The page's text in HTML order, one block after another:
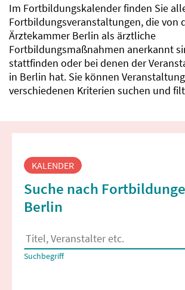
Im Fortbildungskalender finden Sie
Fortbildungsveranstaltungen, die von
Ärztekammer Berlin als ärztliche
Fortbildungsmaßnahmen anerkannt
stattfinden oder bei denen der
in Berlin hat. Sie können
verschiedenen Kriterien suchen und
Fortbildungssuche
KALENDER
Suche nach
Berlin
Es erscheinen Suchvorschläge, wenn
Suchbegriff